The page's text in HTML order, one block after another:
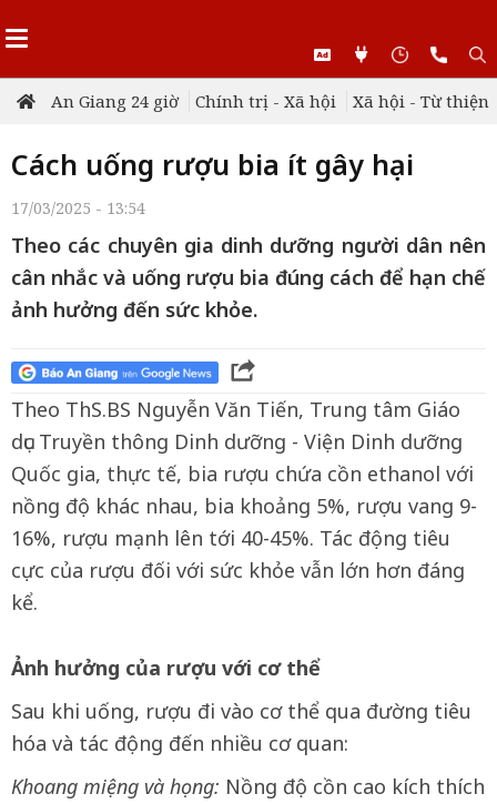
An Giang 24 giờ Chính trị - Xã hội Xã hội - Từ thiện
Cách uống rượu bia ít gây hại
17/03/2025 - 13:54
Theo các chuyên gia dinh dưỡng người dân nên
cân nhắc và uống rượu bia đúng cách để hạn chế
ảnh hưởng đến sức khỏe.
Theo ThS.BS Nguyễn Văn Tiến, Trung tâm Giáo
dục Truyền thông Dinh dưỡng - Viện Dinh dưỡng
Quốc gia, thực tế, bia rượu chứa cồn ethanol với
nồng độ khác nhau, bia khoảng 5%, rượu vang 9-
16%, rượu mạnh lên tới 40-45%. Tác động tiêu
cực của rượu đối với sức khỏe vẫn lớn hơn đáng
kể.
Ảnh hưởng của rượu với cơ thể
Sau khi uống, rượu đi vào cơ thể qua đường tiêu
hóa và tác động đến nhiều cơ quan:
Khoang miệng và họng: Nồng độ cồn cao kích thích